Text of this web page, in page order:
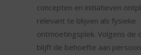
concepten en initiatieven
relevant te blijven als fysieke
ontmoetingsplek. Volgens de
blijft de behoefte aan